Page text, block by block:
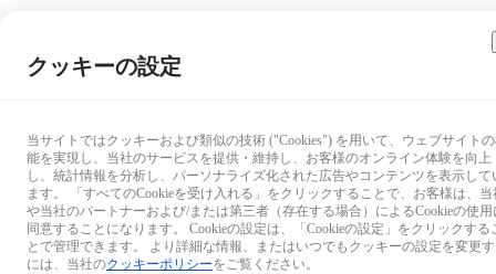
クッキーの設定
当サイトではクッキーおよび類似の技術 ("Cookies") を用いて、ウェブサイト
能を実現し、当社のサービスを提供・維持し、お客様のオンライン体験を向上
し、統計情報を分析し、パーソナライズ化された広告やコンテンツを表示して
ます。 「すべてのCookieを受け入れる」をクリックすることで、お客様は、当
や当社のパートナーおよび/または第三者（存在する場合）によるCookieの使用
同意することになります。 Cookieの設定は、「Cookieの設定」をクリックする
とで管理できます。 より詳細な情報、またはいつでもクッキーの設定を変更
には、当社のクッキーポリシーをご覧ください。